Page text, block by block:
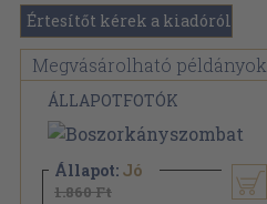
Értesítőt kérek a kiadóról
Megvásárolható példányok
ÁLLAPOTFOTÓK
Állapot: Jó
1.860 Ft